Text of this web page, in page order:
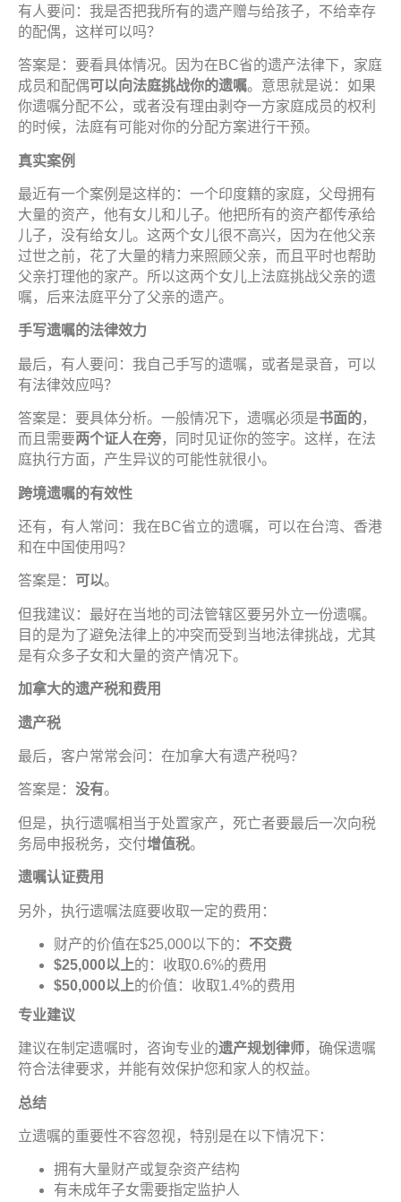
有人要问：我是否把我所有的遗产赠与给孩子，不给幸存
的配偶，这样可以吗？
答案是：要看具体情况。因为在BC省的遗产法律下，家庭
成员和配偶可以向法庭挑战你的遗嘱。意思就是说：如果
你遗嘱分配不公，或者没有理由剥夺一方家庭成员的权利
的时候，法庭有可能对你的分配方案进行干预。
真实案例
最近有一个案例是这样的：一个印度籍的家庭，父母拥有
大量的资产，他有女儿和儿子。他把所有的资产都传承给
儿子，没有给女儿。这两个女儿很不高兴，因为在他父亲
过世之前，花了大量的精力来照顾父亲，而且平时也帮助
父亲打理他的家产。所以这两个女儿上法庭挑战父亲的遗
嘱，后来法庭平分了父亲的遗产。
手写遗嘱的法律效力
最后，有人要问：我自己手写的遗嘱，或者是录音，可以
有法律效应吗？
答案是：要具体分析。一般情况下，遗嘱必须是书面的，
而且需要两个证人在旁，同时见证你的签字。这样，在法
庭执行方面，产生异议的可能性就很小。
跨境遗嘱的有效性
还有，有人常问：我在BC省立的遗嘱，可以在台湾、香港
和在中国使用吗？
答案是： 可以。
但我建议：最好在当地的司法管辖区要另外立一份遗嘱。
目的是为了避免法律上的冲突而受到当地法律挑战，尤其
是有众多子女和大量的资产情况下。
加拿大的遗产税和费用
遗产税
最后，客户常常会问：在加拿大有遗产税吗？
答案是： 没有。
但是，执行遗嘱相当于处置家产，死亡者要最后一次向税
务局申报税务，交付增值税。
遗嘱认证费用
另外，执行遗嘱法庭要收取一定的费用：
财产的价值在$25,000以下的： 不交费
$25,000以上的：收取0.6%的费用
$50,000以上的价值：收取1.4%的费用
专业建议
建议在制定遗嘱时，咨询专业的遗产规划 律师，确保遗嘱
符合法律要求，并能有效保护您和家人的权益。
总结
立遗嘱的重要性不容忽视，特别是在以下情况下：
拥有大量财产或复杂资产结构
有未成年子女需要指定监护人